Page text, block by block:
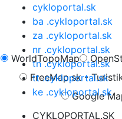
WorldTopoMap
FreeMap.sk -
Google
cykloportal.sk
ba .cykloportal.sk
za .cykloportal.sk
nr .cykloportal.sk
tn .cykloportal.sk
tt .cykloportal.sk
ke .cykloportal.sk
CYKLOPORTAL.SK